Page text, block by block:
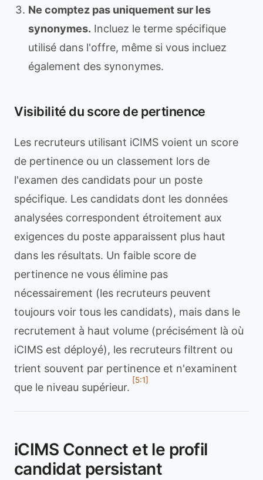
Ne comptez pas uniquement sur les
synonymes. Incluez le terme spécifique
utilisé dans l'offre, même si vous incluez
également des synonymes.
Visibilité du score de pertinence
Les recruteurs utilisant iCIMS voient un score
de pertinence ou un classement lors de
l'examen des candidats pour un poste
spécifique. Les candidats dont les données
analysées correspondent étroitement aux
exigences du poste apparaissent plus haut
dans les résultats. Un faible score de
pertinence ne vous élimine pas
nécessairement (les recruteurs peuvent
toujours voir tous les candidats), mais dans le
recrutement à haut volume (précisément là où
iCIMS est déployé), les recruteurs filtrent ou
trient souvent par pertinence et n'examinent
que le niveau supérieur.
[5:1]
iCIMS Connect et le profil
candidat persistant